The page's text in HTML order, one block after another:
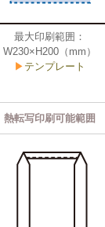
最大印刷範囲：
W230×H200（mm）
▶ テンプレート
熱転写印刷可能範囲